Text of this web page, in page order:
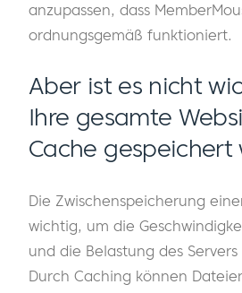
anzupassen, dass
ordnungsgemäß funktioniert.
Aber ist es nicht
Ihre gesamte
Cache gespeichert
Die Zwischenspeicherung
wichtig, um die
und die Belastung des
Durch Caching können